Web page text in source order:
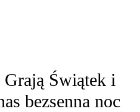
Świątek i
bezsenna noc